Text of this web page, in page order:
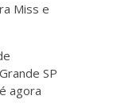
Miss e
SP
agora